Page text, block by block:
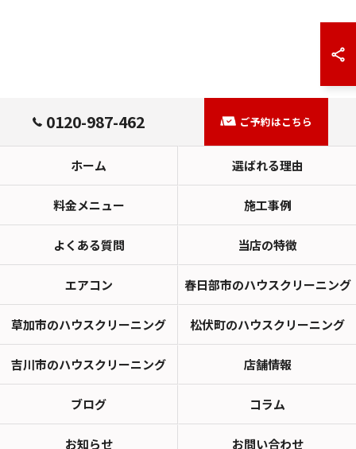
0120-987-462 ご予約はこちら
ホーム 選ばれる理由
料金メニュー 施工事例
よくある質問 当店の特徴
エアコン 春日部市のハウスクリーニング
草加市のハウスクリーニング 松伏町のハウスクリーニング
吉川市のハウスクリーニング 店舗情報
ブログ コラム
お知らせ お問い合わせ